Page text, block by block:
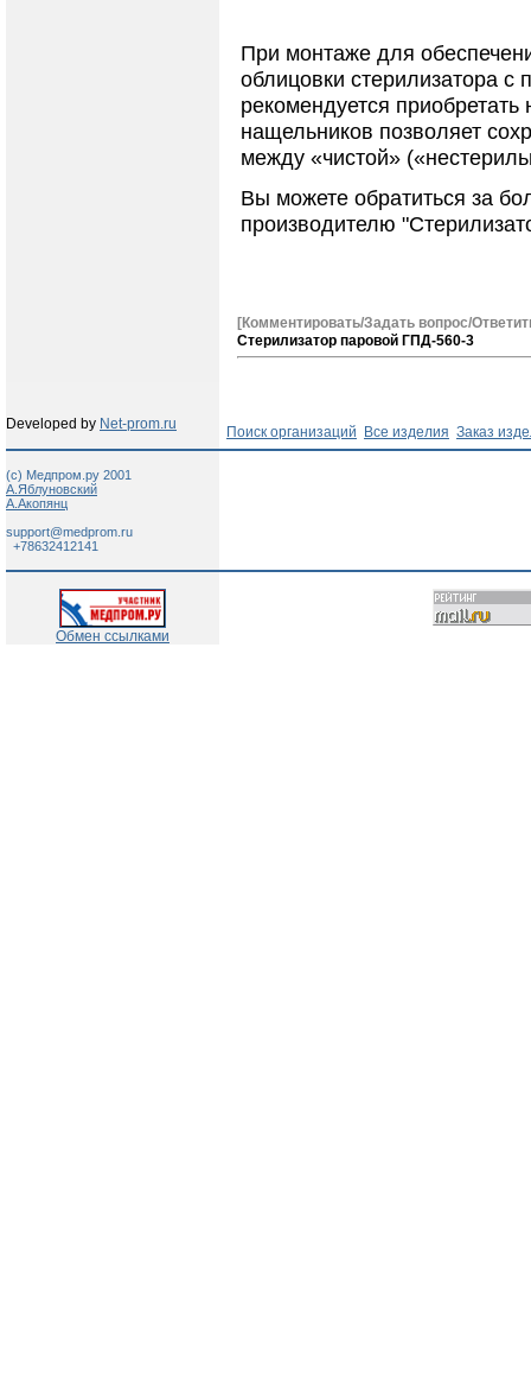
При монтаже для
облицовки стерилизатора
рекомендуется
нащельников позволяет
между «чистой»
Вы можете обратиться за
производителю
[Комментировать/Задать вопрос/
Стерилизатор паровой ГПД-560-3
Developed by Net-prom.ru Поиск организаций Все изделия Заказ
(c) Медпром.ру 2001
А.Яблуновский
А.Акопянц
support@medprom.ru
+78632412141
Обмен ссылками